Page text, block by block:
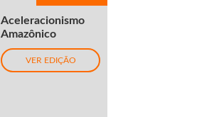
Aceleracionismo
Amazônico
VER EDIÇÃO